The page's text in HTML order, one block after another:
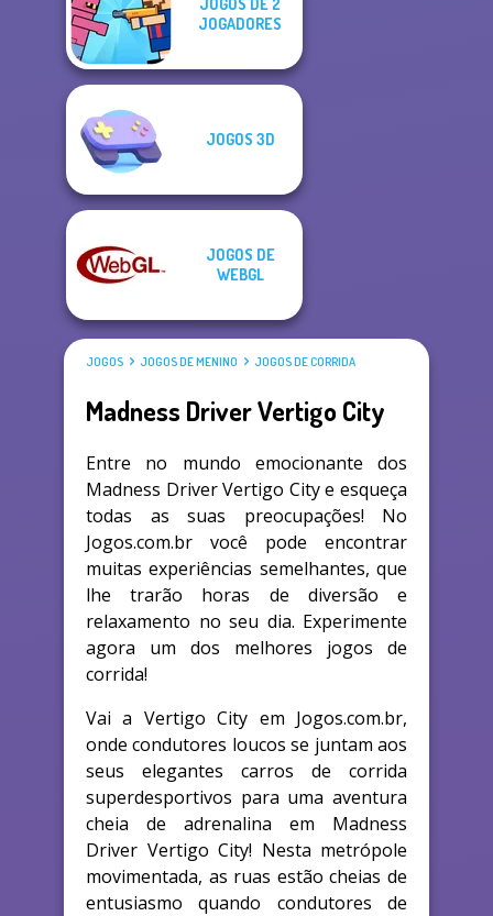
JOGOS DE 2
JOGADORES
JOGOS 3D
JOGOS DE
WEBGL
JOGOS JOGOS DE MENINO JOGOS DE CORRIDA
Madness Driver Vertigo City
Entre no mundo emocionante dos
Madness Driver Vertigo City e esqueça
todas as suas preocupações! No
Jogos.com.br você pode encontrar
muitas experiências semelhantes, que
lhe trarão horas de diversão e
relaxamento no seu dia. Experimente
agora um dos melhores jogos de
corrida!
Vai a Vertigo City em Jogos.com.br,
onde condutores loucos se juntam aos
seus elegantes carros de corrida
superdesportivos para uma aventura
cheia de adrenalina em Madness
Driver Vertigo City! Nesta metrópole
movimentada, as ruas estão cheias de
entusiasmo quando condutores de